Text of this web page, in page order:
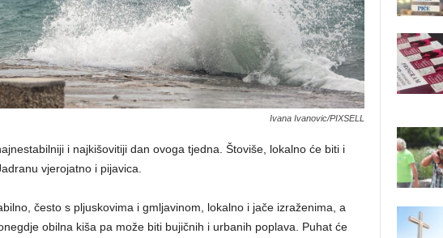
Ivana Ivanovic/PIXSELL
i najkišovitiji dan ovoga tjedna. Štoviše, lokalno će biti i
vjerojatno i pijavica.
često s pljuskovima i gmljavinom, lokalno i jače izraženima, a
obilna kiša pa može biti bujičnih i urbanih poplava. Puhat će